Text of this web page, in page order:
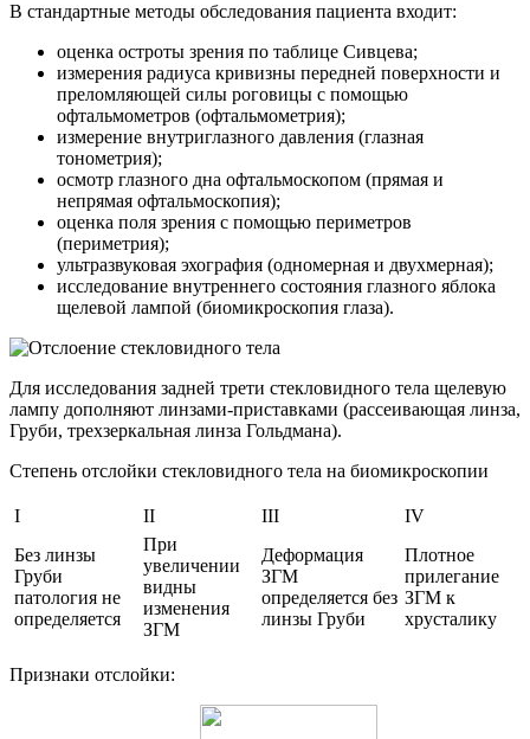
В стандартные методы обследования пациента входит:
оценка остроты зрения по таблице Сивцева;
измерения радиуса кривизны передней поверхности и
преломляющей силы роговицы с помощью
офтальмометров (офтальмометрия);
измерение внутриглазного давления (глазная
тонометрия);
осмотр глазного дна офтальмоскопом (прямая и
непрямая офтальмоскопия);
оценка поля зрения с помощью периметров
(периметрия);
ультразвуковая эхография (одномерная и двухмерная);
исследование внутреннего состояния глазного яблока
щелевой лампой (биомикроскопия глаза).
Для исследования задней трети стекловидного тела щелевую
лампу дополняют линзами-приставками (рассеивающая линза,
Груби, трехзеркальная линза Гольдмана).
Степень отслойки стекловидного тела на биомикроскопии
I II III
IV
Без линзы
Груби
патология не
определяется
При
увеличении
видны
изменения
ЗГМ
Деформация
ЗГМ
определяется без
линзы Груби
Плотное
прилегание
ЗГМ к
хрусталику
Признаки отслойки: